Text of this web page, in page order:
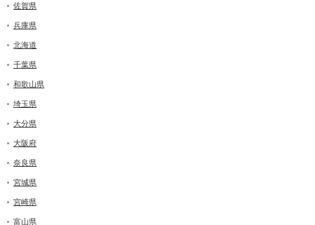
佐賀県
兵庫県
北海道
千葉県
和歌山県
埼玉県
大分県
大阪府
奈良県
宮城県
宮崎県
富山県